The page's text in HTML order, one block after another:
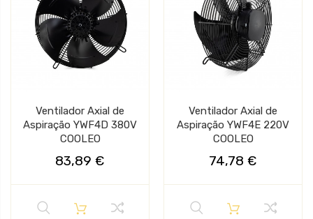
Ventilador Axial de
Aspiração YWF4D 380V
COOLEO
83,89 €
Ventilador Axial de
Aspiração YWF4E 220V
COOLEO
74,78 €